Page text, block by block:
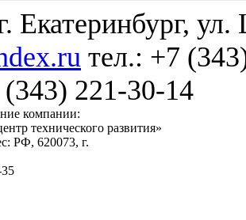
Екатеринбург,
тел.: +7
221-30-14
компании:
технического развития»
РФ, 620073, г.